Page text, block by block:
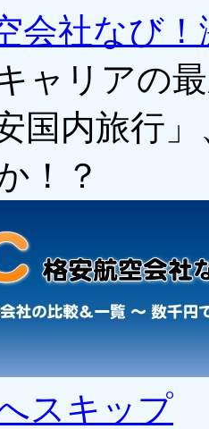
会社なび
ャリアの
国内旅行
！？
スキップ